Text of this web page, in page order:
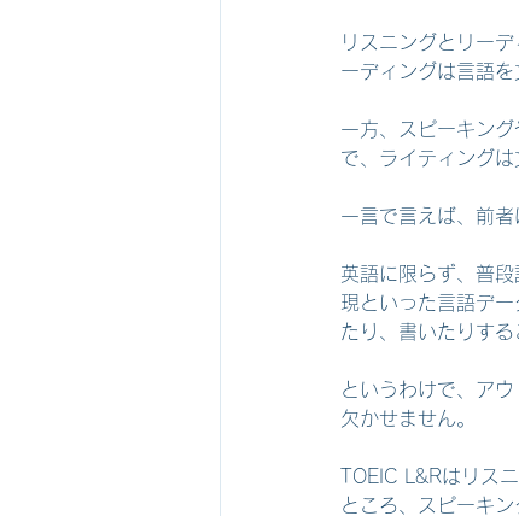
リスニングとリー
ーディングは言語
一方、スピーキン
で、ライティングは
一言で言えば、前者
英語に限らず、普
現といった言語デ
たり、書いたりする
というわけで、ア
欠かせません。
TOEIC L&Rはリス
ところ、スピーキ